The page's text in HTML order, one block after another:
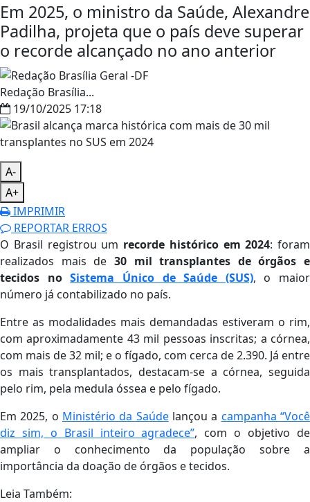
Em 2025, o ministro da Saúde, Alexandre
Padilha, projeta que o país deve superar
o recorde alcançado no ano anterior
Redação Brasília...
19/10/2025 17:18
A-
A+
IMPRIMIR
REPORTAR ERROS
O Brasil registrou um recorde histórico em 2024: foram
realizados mais de 30 mil transplantes de órgãos e
tecidos noSistema Único de Saúde (SUS), o maior
número já contabilizado no país.
Entre as modalidades mais demandadas estiveram o rim,
com aproximadamente 43 mil pessoas inscritas; a córnea,
com mais de 32 mil; e o fígado, com cerca de 2.390. Já entre
os mais transplantados, destacam-se a córnea, seguida
pelo rim, pela medula óssea e pelo fígado.
Em 2025, o Ministério da Saúdelançou a campanha “Você
diz sim, o Brasil inteiro agradece”, com o objetivo de
ampliar o conhecimento da população sobre a
importância da doação de órgãos e tecidos.
Leia Também: